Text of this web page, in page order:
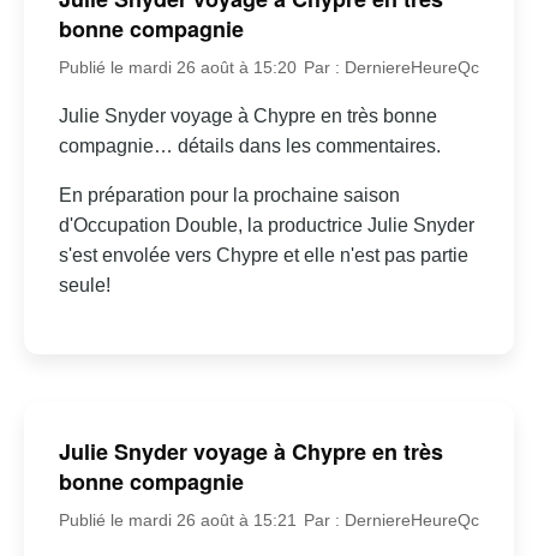
bonne compagnie
Publié le mardi 26 août à 15:20 Par : DerniereHeureQc
Julie Snyder voyage à Chypre en très bonne
compagnie… détails dans les commentaires.
En préparation pour la prochaine saison
d'Occupation Double, la productrice Julie Snyder
s'est envolée vers Chypre et elle n'est pas partie
seule!
Julie Snyder voyage à Chypre en très
bonne compagnie
Publié le mardi 26 août à 15:21 Par : DerniereHeureQc